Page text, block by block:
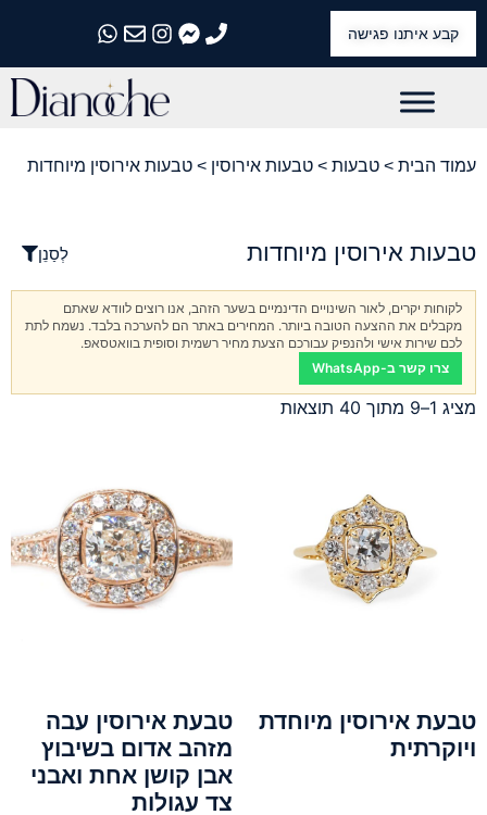
קבע איתנו פגישה
התקשרו אלינו
התקשרו אלינו
התקשרו אלינו
התקשרו אלינו
התקשרו אלינו
עמוד הבית > טבעות > טבעות אירוסין > טבעות אירוסין מיוחדות
לְסַנֵן טבעות אירוסין מיוחדות
לקוחות יקרים, לאור השינויים הדינמיים בשער הזהב, אנו רוצים לוודא שאתם
מקבלים את ההצעה הטובה ביותר. המחירים באתר הם להערכה בלבד. נשמח לתת
לכם שירות אישי ולהנפיק עבורכם הצעת מחיר רשמית וסופית בוואטסאפ.
צרו קשר ב-WhatsApp
מציג 1–9 מתוך 40 תוצאות
טבעת אירוסין מיוחדת
ויוקרתית
טבעת אירוסין עבה
מזהב אדום בשיבוץ
אבן קושן אחת ואבני
צד עגולות